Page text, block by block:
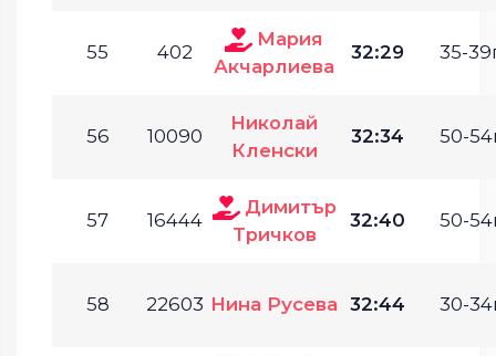
55 402
Мария
Акчарлиева
32:29 35-
56 10090
Николай
Кленски
32:34 50-
57 16444
Димитър
Тричков
32:40 50-
58 22603 Нина Русева 32:44 30-